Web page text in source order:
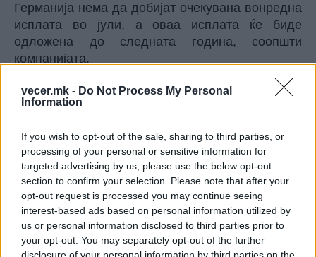
vecer.mk - Do Not Process My Personal
Information
If you wish to opt-out of the sale, sharing to third parties, or
processing of your personal or sensitive information for
targeted advertising by us, please use the below opt-out
section to confirm your selection. Please note that after your
opt-out request is processed you may continue seeing
interest-based ads based on personal information utilized by
us or personal information disclosed to third parties prior to
your opt-out. You may separately opt-out of the further
Германија нема да добијат очекувана вонредна
исплата во јули, а оваа исплата ќе биде
одложена до следната година, соопшти
компанијата.
Меѓу мерките се преговорите за продолжување
на работното време без зголемување на
платите.
менаџментот дека се обидува да ги укине
стекнатите работнички права и рекоа дека ќе
следат нови протести доколку компанијата не
се откаже од планираните мерки.
Синдикалната лидерка Кристијане Бенер изјави
на состанок во Дизелдорф дека клучот за силна
автомобилска индустрија„лежи во